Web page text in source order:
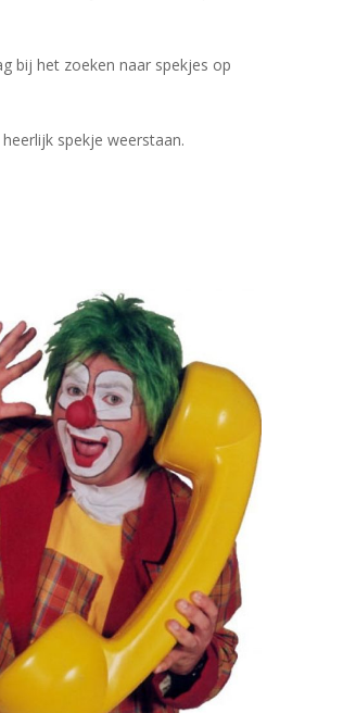
bij het zoeken naar spekjes op
spekje weerstaan.